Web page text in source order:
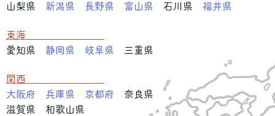
山梨県 新潟県 長野県 富山県 石川県 福井県
東海
愛知県 静岡県 岐阜県 三重県
関西
大阪府
兵庫県 京都府 奈良県
滋賀県 和歌山県